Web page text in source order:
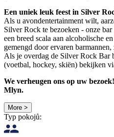
Een uniek leuk feest in Silver
Als u avondentertainment wilt,
Silver Rock te bezoeken - onze
een breed scala aan alcoholische
gemengd door ervaren
Als je overdag de Silver Rock Bar
(voetbal, hockey, skiën) bekijken
We verheugen ons op uw
Mlyn.
More >
Typ pokojů: